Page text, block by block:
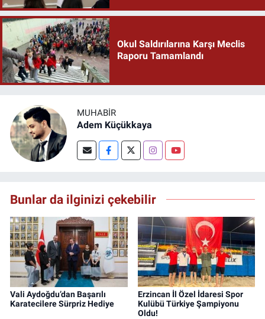
Okul Saldırılarına Karşı Meclis
Raporu Tamamlandı
MUHABIR
Adem Küçükkaya
Bunlar da ilginizi çekebilir
Vali Aydoğdu’dan Başarılı
Karatecilere Sürpriz Hediye
Erzincan İl Özel İdaresi Spor
Kulübü Türkiye Şampiyonu
Oldu!